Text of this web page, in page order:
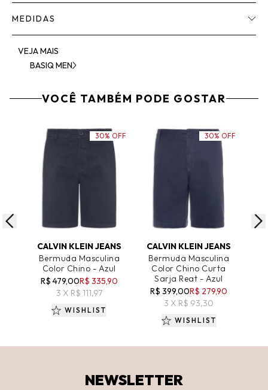
MEDIDAS
VEJA MAIS
BASIQ MEN
VOCÊ TAMBÉM PODE GOSTAR
ADICIONAR AO CARRINHO
CALVIN KLEIN JEANS
Bermuda Masculina
Color Chino - Azul
R$ 479,00R$ 335,90
3 X R$ 111,97
30% OFF
WISHLIST
ADICIONAR AO CARRINHO
CALVIN KLEIN JEANS
Bermuda Masculina
Color Chino Curta
Sarja Reat - Azul
R$ 399,00R$ 279,90
3 X R$ 93,30
30% OFF
WISHLIST
NEWSLETTER